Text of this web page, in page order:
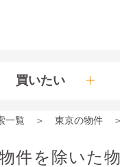
買いたい
一覧 東京の物件
件を除いた